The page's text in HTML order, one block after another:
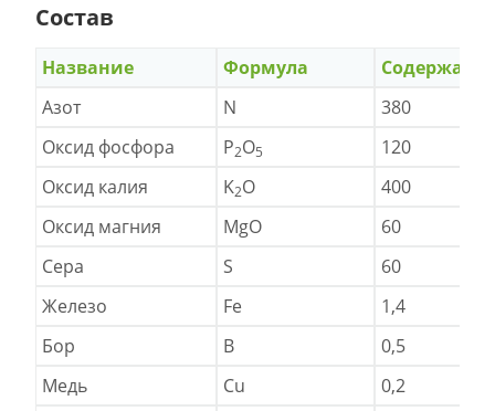
Состав
Название Формула
Азот
N
380
Оксид фосфора
P2O5
120
Оксид калия
K2O
400
Оксид магния
MgO
60
Сера
S
60
Железо
Fe
1,4
Бор
B
0,5
Медь
Cu
0,2